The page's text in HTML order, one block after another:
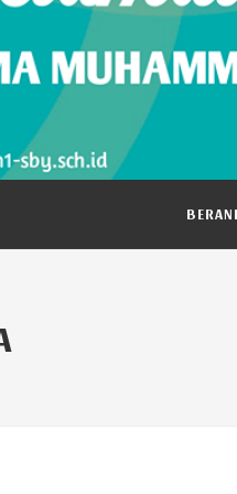
Culture Class SMAMSA:
Sekolah Menengah Atas
1 Muharram 1448 H,
Fitrah Tanpa Kehilangan